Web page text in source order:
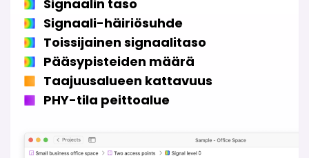
Signaalin taso
Signaali-häiriösuhde
Toissijainen signaalitaso
Pääsypisteiden määrä
Taajuusalueen kattavuus
PHY-tila peittoalue